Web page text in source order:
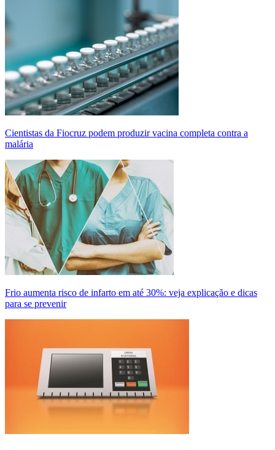
Cientistas da Fiocruz podem produzir vacina completa contra a
malária
Frio aumenta risco de infarto em até 30%: veja explicação e dicas
para se prevenir